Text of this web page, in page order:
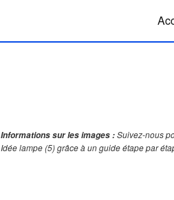
Informations sur les images :Suivez-nous
Idée lampe (5) grâce à un guide étape par